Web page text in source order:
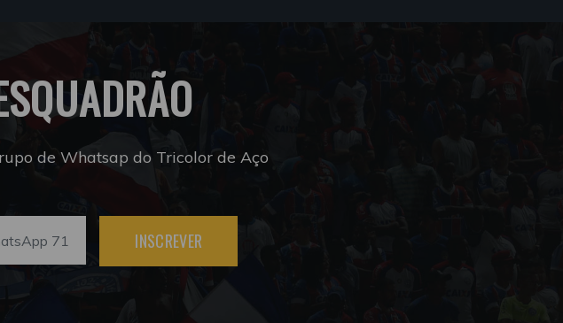
de Whatsap do Tricolor de Aço
INSCREVER